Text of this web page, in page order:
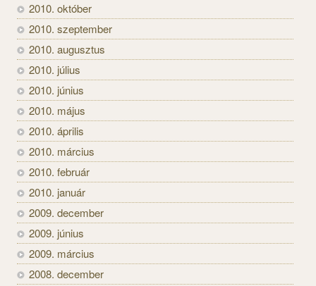
2010. október
2010. szeptember
2010. augusztus
2010. július
2010. június
2010. május
2010. április
2010. március
2010. február
2010. január
2009. december
2009. június
2009. március
2008. december